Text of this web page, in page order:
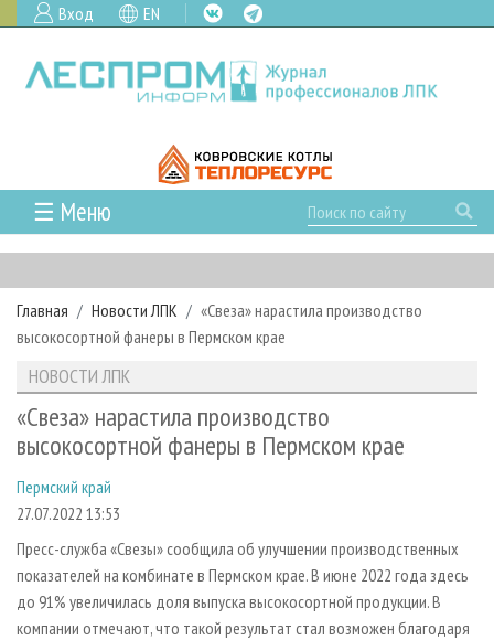
Вход EN
☰ Меню
ГЛАВНАЯ
РУБРИКИ И ТЕМЫ
РУБРИКИ ЖУРНАЛА
ЛЕСОЗАГОТОВКА
ЛЕСОПИЛЕНИЕ
СУШКА ДРЕВЕСИНЫ
ПРОИЗВОДСТВО ДРЕВЕСНЫХ ПЛИТ
ДЕРЕВЯННОЕ ДОМОСТРОЕНИЕ
ПРОИЗВОДСТВО МЕБЕЛИ
НОВОСТИ
НОВОСТИ ЛПК
НОВОСТИ ЖУРНАЛА
ПРОЕКТЫ ЛПИ
АНАЛИТИКА
ПРЕДПРИЯТИЯ ЛПК
ПЕРСОНЫ
МОБИЛЬНЫЕ ВЫСТАВКИ
ОФИЦИАЛЬНЫЕ ДЕЛЕГАЦИИ
ПРИОРИТЕТНЫЕ ИНВЕСТПРОЕКТЫ
АРХИВ
АРХИВ ЖУРНАЛОВ
О ЖУРНАЛЕ
ПОДПИСКА
КОНТАКТЫ
РЕКЛАМОДАТЕЛЯМ
РЕКЛАМА
РЕКЛАМА НА САЙТЕ
Главная Новости ЛПК
«Свеза» нарастила производство
высокосортной фанеры в Пермском крае
НОВОСТИ ЛПК
«Свеза» нарастила производство
высокосортной фанеры в Пермском крае
Пермский край
27.07.2022 13:53
Пресс-служба «Свезы» сообщила об улучшении производственных
показателей на комбинате в Пермском крае. В июне 2022 года здесь
до 91% увеличилась доля выпуска высокосортной продукции. В
компании отмечают, что такой результат стал возможен благодаря